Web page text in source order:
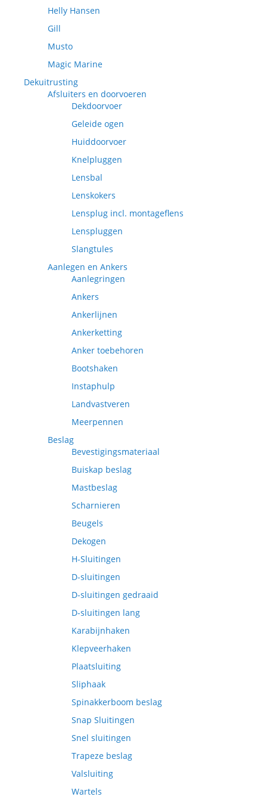
Helly Hansen
Gill
Musto
Magic Marine
Dekuitrusting
Afsluiters en doorvoeren
Dekdoorvoer
Geleide ogen
Huiddoorvoer
Knelpluggen
Lensbal
Lenskokers
Lensplug incl. montageflens
Lenspluggen
Slangtules
Aanlegen en Ankers
Aanlegringen
Ankers
Ankerlijnen
Ankerketting
Anker toebehoren
Bootshaken
Instaphulp
Landvastveren
Meerpennen
Beslag
Bevestigingsmateriaal
Buiskap beslag
Mastbeslag
Scharnieren
Beugels
Dekogen
H-Sluitingen
D-sluitingen
D-sluitingen gedraaid
D-sluitingen lang
Karabijnhaken
Klepveerhaken
Plaatsluiting
Sliphaak
Spinakkerboom beslag
Snap Sluitingen
Snel sluitingen
Trapeze beslag
Valsluiting
Wartels